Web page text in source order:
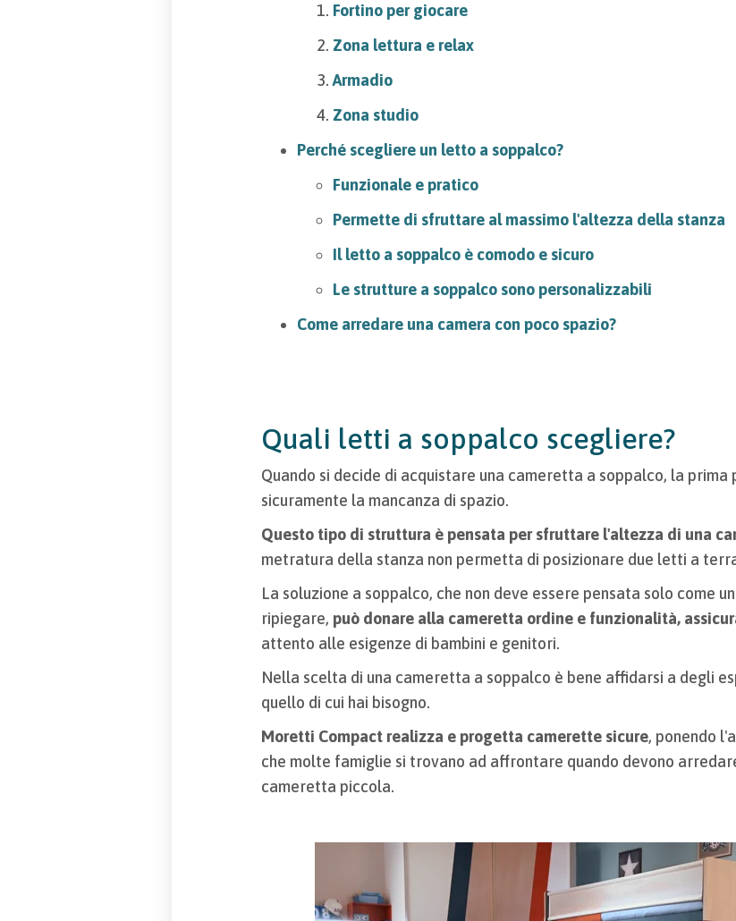
Fortino per giocare
Zona lettura e relax
Armadio
Zona studio
Perché scegliere un letto a soppalco?
Funzionale e pratico
Permette di sfruttare al massimo l'altezza della stanza
Il letto a soppalco è comodo e sicuro
Le strutture a soppalco sono personalizzabili
Come arredare una camera con poco spazio?
Quali letti a soppalco scegliere?
Quando si decide di acquistare una cameretta a soppalco, la prima
sicuramente la mancanza di spazio.
Questo tipo di struttura è pensata per sfruttare l'altezza di una
metratura della stanza non permetta di posizionare due letti a
La soluzione a soppalco, che non deve essere pensata solo come
ripiegare, può donare alla cameretta ordine e funzionalità,
attento alle esigenze di bambini e genitori.
Nella scelta di una cameretta a soppalco è bene affidarsi a degli
quello di cui hai bisogno.
Moretti Compact realizza e progetta camerette sicure, ponendo
che molte famiglie si trovano ad affrontare quando devono
cameretta piccola.